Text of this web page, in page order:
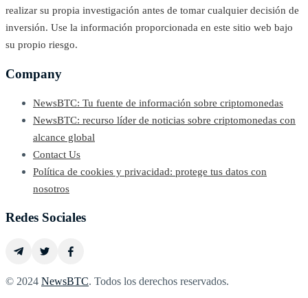
realizar su propia investigación antes de tomar cualquier decisión de
inversión. Use la información proporcionada en este sitio web bajo
su propio riesgo.
Company
NewsBTC: Tu fuente de información sobre criptomonedas
NewsBTC: recurso líder de noticias sobre criptomonedas con
alcance global
Contact Us
Política de cookies y privacidad: protege tus datos con
nosotros
Redes Sociales
© 2024 NewsBTC. Todos los derechos reservados.